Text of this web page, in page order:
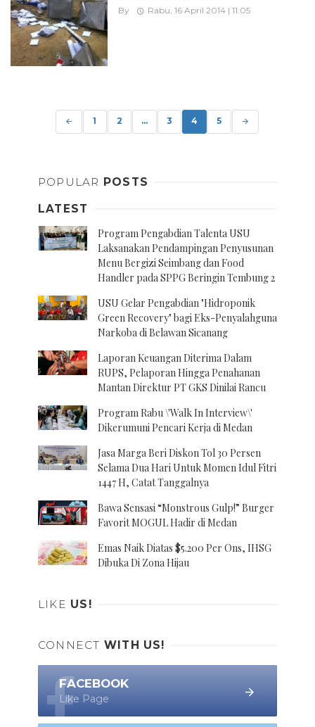
By Rabu, 16 April 2014 | 11:05
navigation
1 2 ... 3 4 5
POPULAR POSTS
LATEST
Program Pengabdian Talenta USU
Laksanakan Pendampingan Penyusunan
Menu Bergizi Seimbang dan Food
Handler pada SPPG Beringin Tembung 2
USU Gelar Pengabdian "Hidroponik
Green Recovery" bagi Eks-Penyalahguna
Narkoba di Belawan Sicanang
Laporan Keuangan Diterima Dalam
RUPS, Pelaporan Hingga Penahanan
Mantan Direktur PT GKS Dinilai Rancu
Program Rabu \'Walk In Interview\'
Dikerumuni Pencari Kerja di Medan
Jasa Marga Beri Diskon Tol 30 Persen
Selama Dua Hari Untuk Momen Idul Fitri
1447 H, Catat Tanggalnya
Bawa Sensasi “Monstrous Gulp!” Burger
Favorit MOGUL Hadir di Medan
Emas Naik Diatas $5.200 Per Ons, IHSG
Dibuka Di Zona Hijau
LIKE US!
CONNECT WITH US!
FACEBOOK
Like Page